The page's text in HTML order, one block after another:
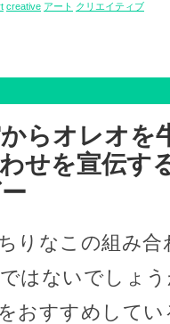
creative アート クリエイティブ
らオレオを
せを宣伝す
りなこの組み
はないでしょ
おすすめして